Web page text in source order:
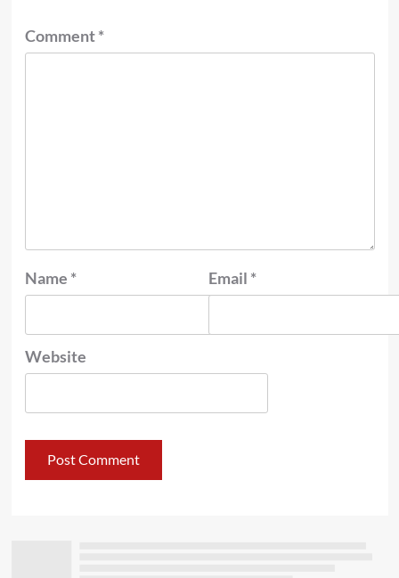
Comment*
Name * Email *
Website